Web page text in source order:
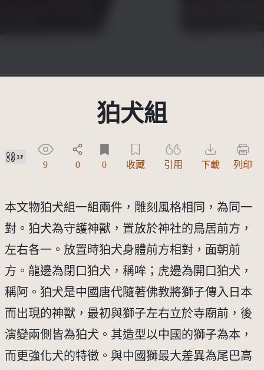
狛犬組
創用CC姓名標示 3.0 台灣及其後版本(CC BY 3.0 TW +)
9 0 0 收藏 引用 下載 列印
本文物狛犬組一組兩件，雕刻風格相同，為同一
對。狛犬為守護神獸，置放於神社的鳥居前方，
左右各一。放置時狛犬身體前方相對，面朝前
方。龍邊為閉口狛犬，稱哞；虎邊為開口狛犬，
稱阿。狛犬是中國唐代隨著佛教將獅子傳入日本
而出現的神獸，最初與獅子左右立於寺廟前，後
演變兩側皆為狛犬。其造型以中國的獅子為本，
而更強化犬的特徵。與中國獅最大差異為尾巴高